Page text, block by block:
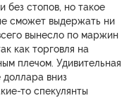
без стопов, но такое
сможет выдержать ни
вынесло по маржин
как торговля на
плечом. Удивительная
вниз
то спекулянты